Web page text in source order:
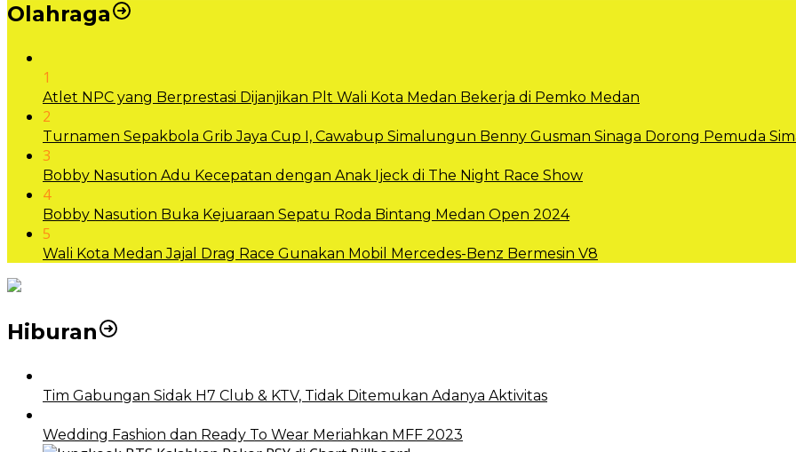
Olahraga
1
Atlet NPC yang Berprestasi Dijanjikan Plt Wali Kota Medan Bekerja di Pemko Medan
2
Turnamen Sepakbola Grib Jaya Cup I, Cawabup Simalungun Benny Gusman Sinaga Dorong Pemuda
3
Bobby Nasution Adu Kecepatan dengan Anak Ijeck di The Night Race Show
4
Bobby Nasution Buka Kejuaraan Sepatu Roda Bintang Medan Open 2024
5
Wali Kota Medan Jajal Drag Race Gunakan Mobil Mercedes-Benz Bermesin V8
Hiburan
Tim Gabungan Sidak H7 Club & KTV, Tidak Ditemukan Adanya Aktivitas
Wedding Fashion dan Ready To Wear Meriahkan MFF 2023